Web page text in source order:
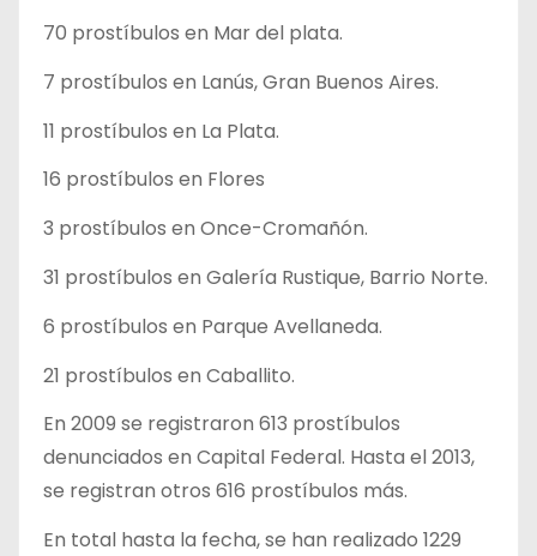
70 prostíbulos en Mar del plata.
7 prostíbulos en Lanús, Gran Buenos Aires.
11 prostíbulos en La Plata.
16 prostíbulos en Flores
3 prostíbulos en Once-Cromañón.
31 prostíbulos en Galería Rustique, Barrio Norte.
6 prostíbulos en Parque Avellaneda.
21 prostíbulos en Caballito.
En 2009 se registraron 613 prostíbulos
denunciados en Capital Federal. Hasta el 2013,
se registran otros 616 prostíbulos más.
En total hasta la fecha, se han realizado 1229